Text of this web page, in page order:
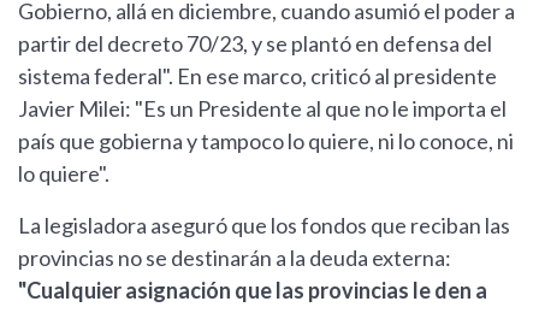
Gobierno, allá en diciembre, cuando asumió el poder a
partir del decreto 70/23, y se plantó en defensa del
sistema federal". En ese marco, criticó al presidente
Javier Milei: "Es un Presidente al que no le importa el
país que gobierna y tampoco lo quiere, ni lo conoce, ni
lo quiere".
La legisladora aseguró que los fondos que reciban las
provincias no se destinarán a la deuda externa:
"Cualquier asignación que las provincias le den a